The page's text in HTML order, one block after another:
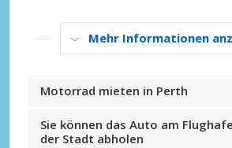
Mehr Informationen
Motorrad mieten in Perth
Sie können das Auto am
der Stadt abholen